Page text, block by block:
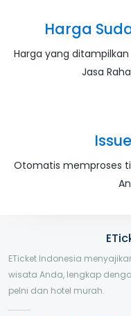
Harga
Harga yang
Jasa
Otomatis memproses
ETicket Indonesia
wisata Anda, lengkap
pelni dan hotel murah.